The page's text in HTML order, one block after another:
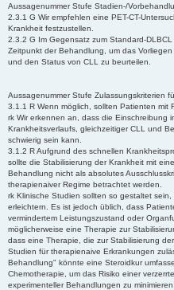
Aussagenummer Stufe Stadien-/
2.3.1 G Wir empfehlen eine PET-CT-
Krankheit festzustellen.
2.3.2 G Im Gegensatz zum Standard-
Zeitpunkt der Behandlung, um das
und den Status von CLL zu beurteilen.
Aussagenummer Stufe Zulassungskriterien
3.1.1 R Wenn möglich, sollten Patienten mit
rk Wir erkennen an, dass die Einschreibung
Krankheitsverlaufs, gleichzeitiger CLL und
schwierig sein kann.
3.1.2 R Aufgrund des schnellen
sollte die Stabilisierung der Krankheit mit
Behandlung nicht als absolutes
therapienaiver Regime betrachtet werden.
rk Klinische Studien sollten so gestaltet
erleichtern. Es ist jedoch üblich, dass
vermindertem Leistungszustand oder
möglicherweise eine Therapie zur
dass eine Therapie, die zur Stabilisierung
Studien für therapienaive Erkrankungen
Behandlung" könnte eine Steroidkur
Chemotherapie, um das Risiko einer
experimenteller Behandlungen zu minimieren.